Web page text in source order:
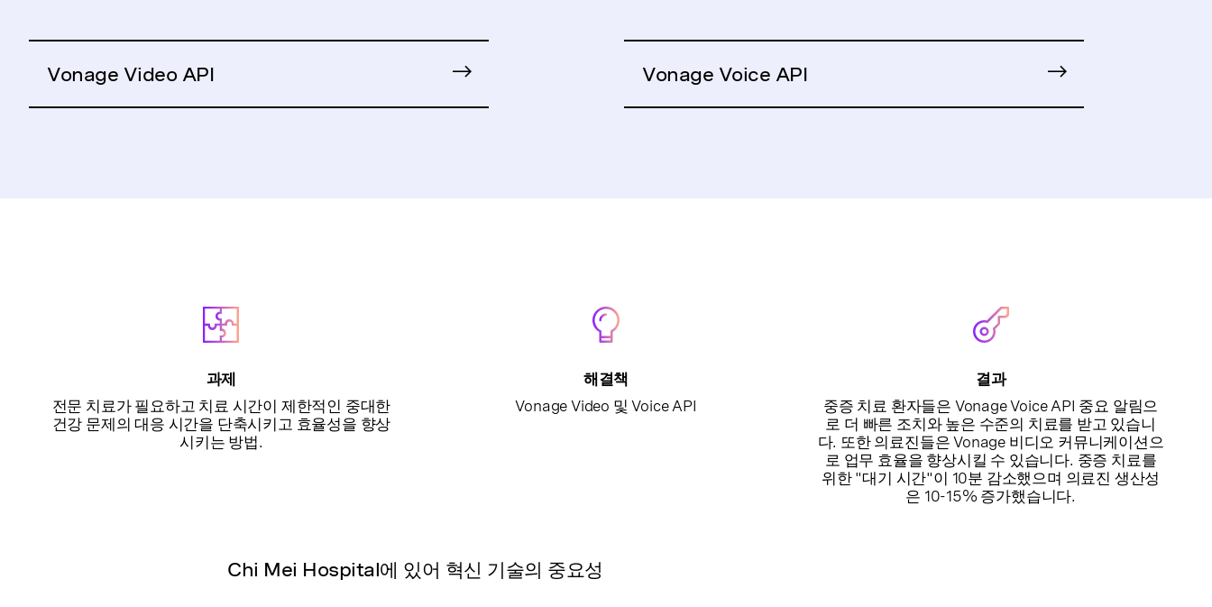
Vonage Video API Vonage Voice API
과제
전문 치료가 필요하고 치료 시간이 제한적인 중대한
건강 문제의 대응 시간을 단축시키고 효율성을 향상
시키는 방법.
해결책
Vonage Video 및 Voice API
결과
중증 치료 환자들은 Vonage Voice API 중요 알림으
로 더 빠른 조치와 높은 수준의 치료를 받고 있습니
다. 또한 의료진들은 Vonage 비디오 커뮤니케이션으
로 업무 효율을 향상시킬 수 있습니다. 중증 치료를
위한 "대기 시간"이 10분 감소했으며 의료진 생산성
은 10-15% 증가했습니다.
Chi Mei Hospital에 있어 혁신 기술의 중요성